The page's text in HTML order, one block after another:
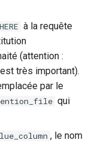
à la requête
(attention :
très important).
par le
qui
, le nom